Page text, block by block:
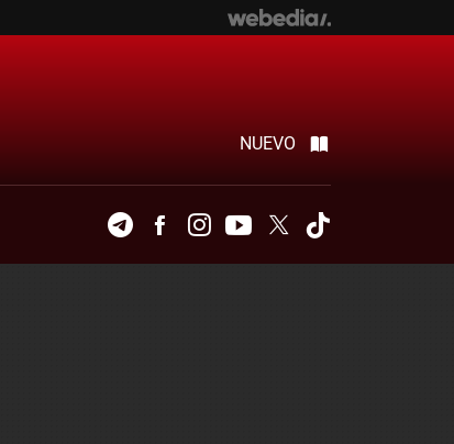
NUEVO
TelegramFacebookInstagramYoutubeTwitter